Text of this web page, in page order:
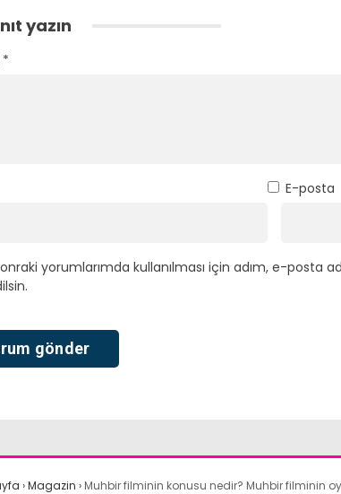
yazın
*
E-posta
yorumlarımda kullanılması için adım, e-posta
›Magazin › Muhbir filminin konusu nedir? Muhbir filminin